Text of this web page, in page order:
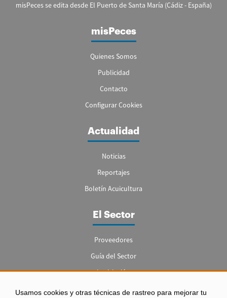
Usamos cookies y otras técnicas de rastreo para mejorar tu
misPeces se edita desde El Puerto de Santa María (Cádiz - España)
misPeces
Quienes Somos
Publicidad
Contacto
Configurar Cookies
Actualidad
Noticias
Reportajes
Boletín Acuicultura
El Sector
Proveedores
Guía del Sector
Legislación
Empleo